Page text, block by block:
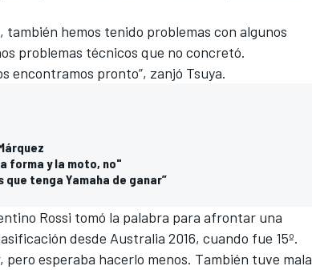
también hemos tenido problemas con algunos
problemas técnicos que no concretó.
encontramos pronto”, zanjó Tsuya.
forma y la moto, no"
que tenga Yamaha de ganar”
Rossi tomó la palabra para afrontar una
desde Australia 2016, cuando fue 15º.
pero esperaba hacerlo menos. También tuve mala